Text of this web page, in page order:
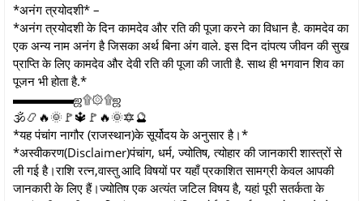
*अनंग त्रयोदशी* –
*अनंग त्रयोदशी के दिन कामदेव और रति की पूजा करने का विधान है. कामदेव का
एक अन्य नाम अनंग है जिसका अर्थ बिना अंग वाले. इस दिन दांपत्य जीवन की सुख
प्राप्ति के लिए कामदेव और देवी रति की पूजा की जाती है. साथ ही भगवान शिव का
पूजन भी होता है.*
▬▬▬▬▬ஜ۩۞۩ஜ
🕉️📿🔥🌞🚩🔱🚩🔥🌞🔯🔮
*यह पंचांग नागौर (राजस्थान)के सूर्योदय के अनुसार है।*
*अस्वीकरण(Disclaimer)पंचांग, धर्म, ज्योतिष, त्योहार की जानकारी शास्त्रों से
ली गई है।राशि रत्न,वास्तु आदि विषयों पर यहाँ प्रकाशित सामग्री केवल आपकी
जानकारी के लिए हैं।ज्योतिष एक अत्यंत जटिल विषय है, यहां पूरी सतर्कता के